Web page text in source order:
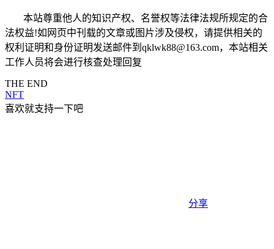
本站尊重他人的知识产权、名誉权等法律法规所规定的合
法权益!如网页中刊载的文章或图片涉及侵权，请提供相关的
权利证明和身份证明发送邮件到qklwk88@163.com，本站相关
工作人员将会进行核查处理回复
THE END
NFT
喜欢就支持一下吧
分享